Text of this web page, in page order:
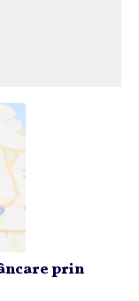
prin